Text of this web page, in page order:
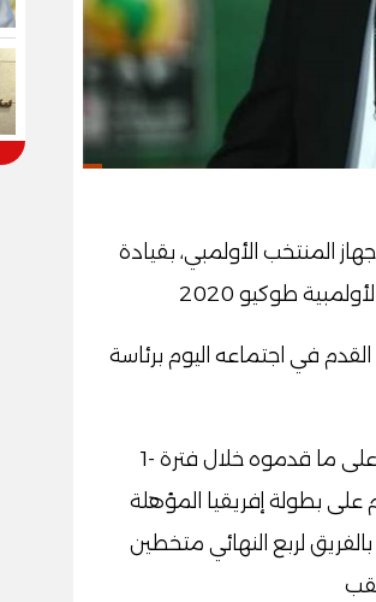
المنتخب الأولمبي، بقيادة
طوكيو 2020
القدم في اجتماعه اليوم برئاسة
1- على ما قدموه خلال فترة
على بطولة إفريقيا المؤهلة
لربع النهائي متخطين